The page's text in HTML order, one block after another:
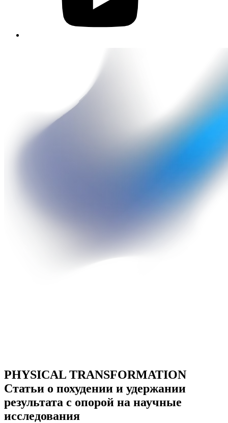
PHYSICAL TRANSFORMATION
Статьи о похудении и удержании
результата с опорой на научные
исследования